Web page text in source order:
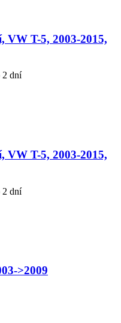
VW T-5, 2003-2015,
2 dní
VW T-5, 2003-2015,
2 dní
>2009